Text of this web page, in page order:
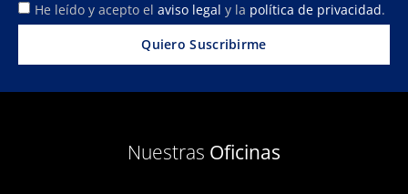
He leído y acepto el aviso legal y la política de privacidad.
Quiero Suscribirme
Nuestras Oficinas